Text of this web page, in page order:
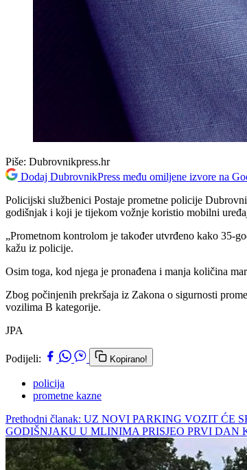
Piše: Dubrovnikpress.hr
Dodaj DubrovnikPress među omiljene izvore na
Policijski službenici Postaje prometne policije
godišnjak i koji je tijekom vožnje koristio mobilni
„Prometnom kontrolom je također utvrđeno kako 35-
kažu iz policije.
Osim toga, kod njega je pronađena i manja količina
Zbog počinjenih prekršaja iz Zakona o sigurnosti
vozilima B kategorije.
JPA
Podijeli: Kopirano!
policija
prometne kazne
Prethodni članak: UZ NOVI PARKING VOZIT ĆE
GODIŠNJAKU U MLINIMA PRISJEO PRVI DAN